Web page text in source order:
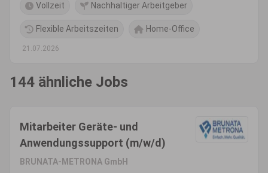
Vollzeit Nachhaltiger Arbeitgeber
Flexible Arbeitszeiten Home-Office
21.07.2026
144 ähnliche Jobs
Mitarbeiter Geräte- und
Anwendungssupport (m/w/d)
BRUNATA-METRONA GmbH